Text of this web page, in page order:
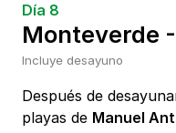
Día 8
Monteverde
Incluye desayuno
Después de
playas de Manuel